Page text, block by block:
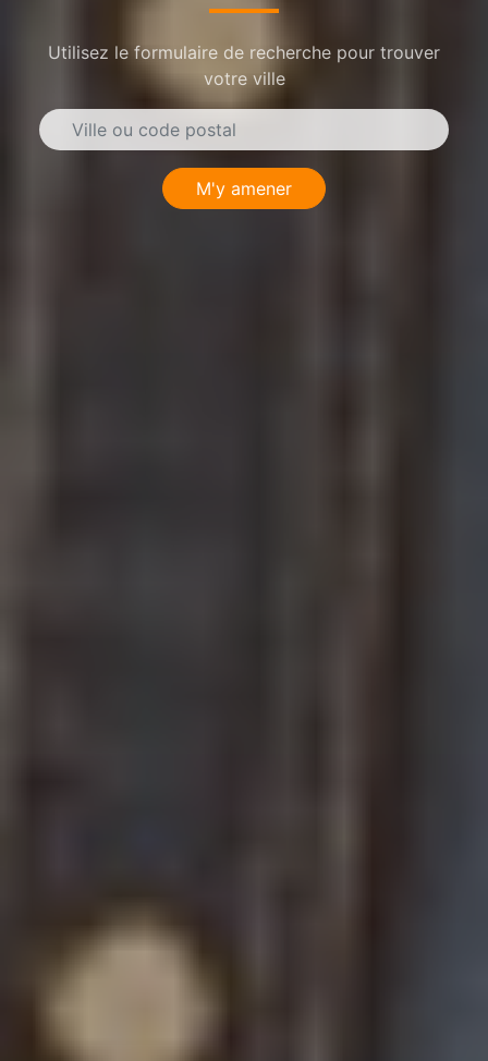
Utilisez le formulaire de recherche pour trouver
votre ville
M'y amener